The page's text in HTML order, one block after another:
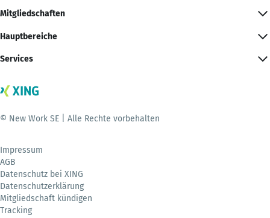
Mitgliedschaften
Hauptbereiche
Services
© New Work SE | Alle Rechte vorbehalten
Impressum
AGB
Datenschutz bei XING
Datenschutzerklärung
Mitgliedschaft kündigen
Tracking